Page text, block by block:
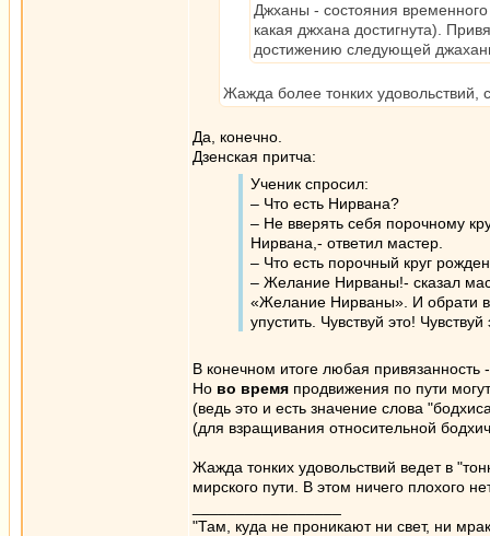
Джханы - состояния
какая джхана достигнута).
достижению следующей
Жажда более тонких удовольствий,
Да, конечно.
Дзенская притча:
Ученик спросил:
– Что есть Нирвана?
– Не вверять себя порочному
Нирвана,- ответил мастер.
– Что есть порочный круг
– Желание Нирваны!- сказал
«Желание Нирваны». И обрати
упустить. Чувствуй это! Чувствуй
В конечном итоге любая привязанность
Но во время продвижения по пути
(ведь это и есть значение слова
(для взращивания относительной
Жажда тонких удовольствий ведет в
мирского пути. В этом ничего плохого
"Там, куда не проникают ни свет, ни